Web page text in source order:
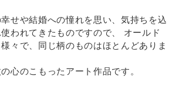
せや結婚への憧れを思い、気持ちを込
われてきたものですので、 オールド
々で、同じ柄のものはほとんどありま
心のこもったアート作品です。